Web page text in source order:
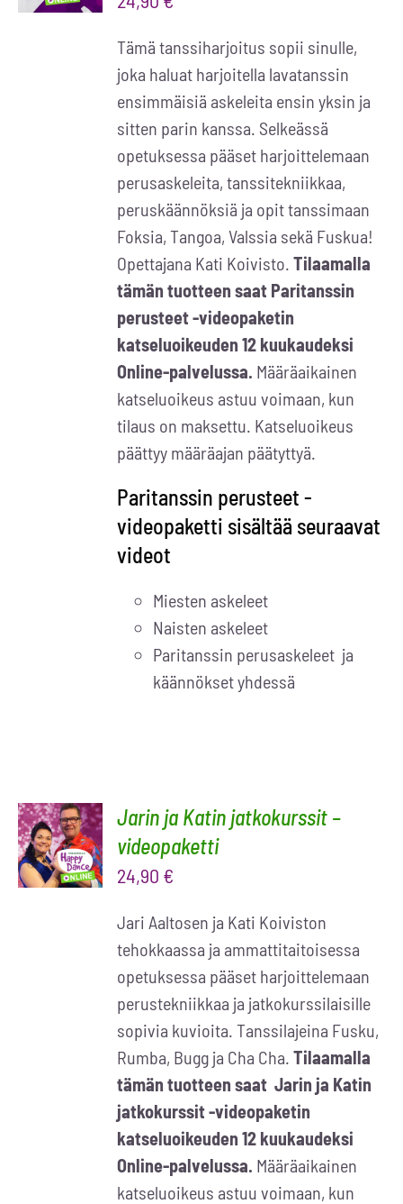
LISÄTIEDOT
Tämä tanssiharjoitus sopii sinulle,
joka haluat harjoitella lavatanssin
ensimmäisiä askeleita ensin yksin ja
sitten parin kanssa. Selkeässä
opetuksessa pääset harjoittelemaan
perusaskeleita, tanssitekniikkaa,
peruskäännöksiä ja opit tanssimaan
Foksia, Tangoa, Valssia sekä Fuskua!
Opettajana Kati Koivisto.Tilaamalla
tämän tuotteen saat Paritanssin
perusteet -videopaketin
katseluoikeuden 12 kuukaudeksi
Online-palvelussa. Määräaikainen
katseluoikeus astuu voimaan, kun
tilaus on maksettu. Katseluoikeus
päättyy määräajan päätyttyä.
Paritanssin perusteet -
videopaketti sisältää seuraavat
videot
Miesten askeleet
Naisten askeleet
Paritanssin perusaskeleet ja
käännökset yhdessä
LISÄÄ
OSTOSKORIIN
/
LISÄTIEDOT
Jarin ja Katin jatkokurssit –
videopaketti
24,90 €
Jari Aaltosen ja Kati Koiviston
tehokkaassa ja ammattitaitoisessa
opetuksessa pääset harjoittelemaan
perustekniikkaa ja jatkokurssilaisille
sopivia kuvioita. Tanssilajeina Fusku,
Rumba, Bugg ja Cha Cha.Tilaamalla
tämän tuotteen saat Jarin ja Katin
jatkokurssit -videopaketin
katseluoikeuden 12 kuukaudeksi
Online-palvelussa. Määräaikainen
katseluoikeus astuu voimaan, kun